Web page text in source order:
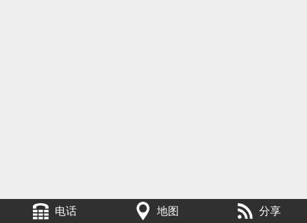
电话 地图 分享